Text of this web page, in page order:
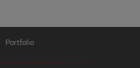
Portfolio